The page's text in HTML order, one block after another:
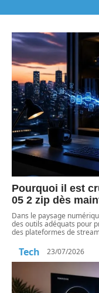
Pourquoi il est
05 2 zip dès
Dans le paysage
des outils adéquats pour
des plateformes de
Tech 23/07/2026